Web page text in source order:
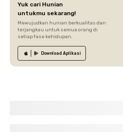
Yuk cari Hunian
untukmu sekarang!
Mewujudkan hunian berkualitas dan
terjangkau untuk semua orang di
setiap fase kehidupan.
Download Aplikasi